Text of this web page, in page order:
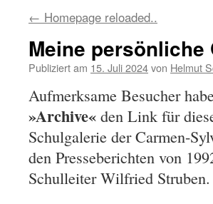
springen
← Homepage reloaded..
Meine persönliche
Publiziert am 15. Juli 2024von Helmut
Aufmerksame Besucher
»Archive« den Link für
Schulgalerie der Carmen-
den Presseberichten von
Schulleiter Wilfried Struben.